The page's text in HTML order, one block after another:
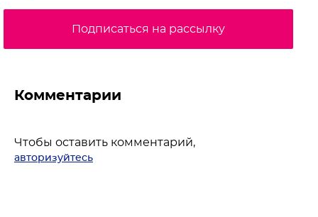
Подписаться на рассылку
Комментарии
Чтобы оставить комментарий,
авторизуйтесь